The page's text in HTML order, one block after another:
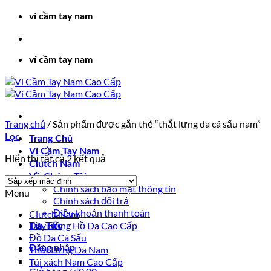
ví cầm tay nam
ví cầm tay nam
Trang Chủ
Ví Cầm Tay Nam
Clutch Nam
Về Chúng Tôi
Chính sách bảo mật thông tin
Chính sách đổi trả
Điều khoản thanh toán
Tin Tức
Đăng nhập
Trang chủ /Sản phẩm được gắn thẻ “thắt lưng da cá sấu nam”
Lọc
Hiển thị tất cả 2 kết quả
Menu
Clutch Nam
Dây Đồng Hồ Da Cao Cấp
Đồ Da Cá Sấu
Thắt Lưng Da Nam
Túi xách Nam Cao Cấp